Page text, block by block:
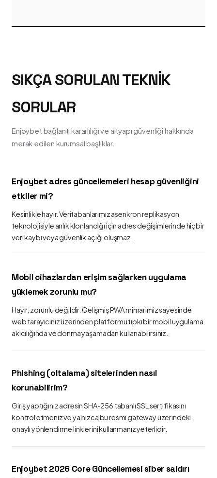
SIKÇA SORULAN TEKNIK
SORULAR
Enjoybet bağlantı kararlılığı ve altyapı güvenliği hakkında
merak edilen kurumsal başlıklar.
Enjoybet adres güncellemeleri hesap güvenliğini
etkiler mi?
Kesinlikle hayır. Veritabanlarımız asenkron replikasyon
teknolojisiyle anlık klonlandığı için adres değişimlerinde hiçbir
veri kaybı veya güvenlik açığı oluşmaz.
Mobil cihazlardan erişim sağlarken uygulama
yüklemek zorunlu mu?
Hayır, zorunlu değildir. Gelişmiş PWA mimarimiz sayesinde
web tarayıcınız üzerinden platformu tıpkı bir mobil uygulama
akıcılığında ve donma yaşamadan kullanabilirsiniz.
Phishing (oltalama) sitelerinden nasıl
korunabilirim?
Giriş yaptığınız adresin SHA-256 tabanlı SSL sertifikasını
kontrol etmeniz ve yalnızca bu resmi gateway üzerindeki
onaylı yönlendirme linklerini kullanmanız yeterlidir.
Enjoybet 2026 Core Güncellemesi siber saldırı